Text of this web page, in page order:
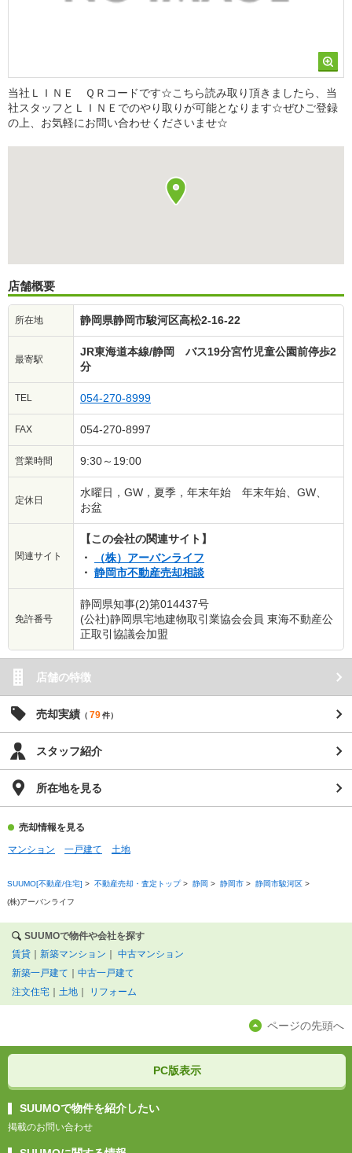
当社ＬＩＮＥ ＱＲコードです☆こちら読み取り頂きましたら、当
社スタッフとＬＩＮＥでのやり取りが可能となります☆ぜひご登録
の上、お気軽にお問い合わせくださいませ☆
店舗概要
所在地 静岡県静岡市駿河区高松2-16-22
最寄駅
JR東海道本線/静岡 バス19分宮竹児童公園前停歩2
分
TEL 054-270-8999
FAX 054-270-8997
営業時間 9:30～19:00
定休日
水曜日，GW，夏季，年末年始 年末年始、GW、
お盆
関連サイト
【この会社の関連サイト】
（株）アーバンライフ
静岡市不動産売却相談
免許番号
静岡県知事(2)第014437号
(公社)静岡県宅地建物取引業協会会員 東海不動産公
正取引協議会加盟
店舗の特徴
売却実績 （ 79件）
スタッフ紹介
所在地を見る
売却情報を見る
マンション
一戸建て 土地
SUUMO[不動産/住宅] > 不動産売却・査定トップ> 静岡 > 静岡市 > 静岡市駿河区 >
(株)アーバンライフ
SUUMOで物件や会社を探す
賃貸 ｜ 新築マンション ｜ 中古マンション
新築一戸建て ｜ 中古一戸建て
注文住宅 ｜ 土地 ｜ リフォーム
ページの先頭へ
PC版表示
SUUMOで物件を紹介したい
掲載のお問い合わせ